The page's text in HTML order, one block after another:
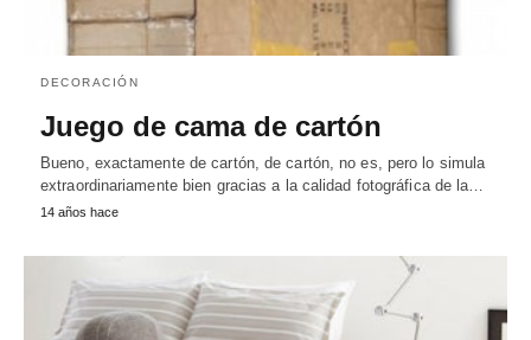
DECORACIÓN
Juego de cama de cartón
Bueno, exactamente de cartón, de cartón, no es, pero lo simula
extraordinariamente bien gracias a la calidad fotográfica de la…
14 años hace